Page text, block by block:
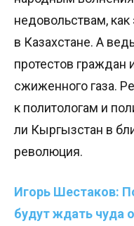
недовольствам, как
в Казахстане. А
протестов граждан
сжиженного газа.
к политологам и
ли Кыргызстан в
революция.
Игорь Шестаков:
будут ждать чуда